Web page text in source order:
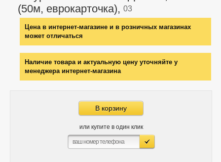
(50м, еврокарточка), 03
Цена в интернет-магазине и в розничных магазинах
может отличаться
Наличие товара и актуальную цену уточняйте у
менеджера интернет-магазина
В корзину
или купите в один клик